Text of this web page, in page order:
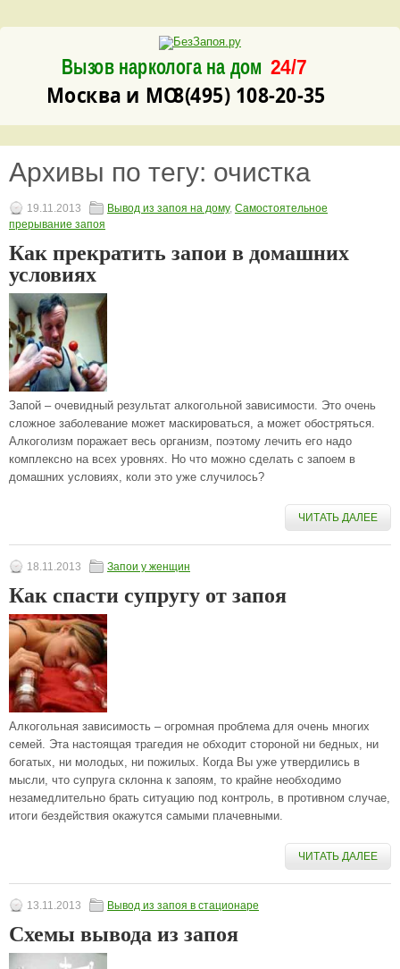
Вызов нарколога на дом
8(495) 108-20-35
Москва и МО
24/7
Архивы по тегу: очистка
19.11.2013 Вывод из запоя на дому, Самостоятельное
прерывание запоя
Как прекратить запои в домашних
условиях
Запой – очевидный результат алкогольной зависимости. Это очень
сложное заболевание может маскироваться, а может обостряться.
Алкоголизм поражает весь организм, поэтому лечить его надо
комплексно на всех уровнях. Но что можно сделать с запоем в
домашних условиях, коли это уже случилось?
ЧИТАТЬ ДАЛЕЕ
18.11.2013 Запои у женщин
Как спасти супругу от запоя
Алкогольная зависимость – огромная проблема для очень многих
семей. Эта настоящая трагедия не обходит стороной ни бедных, ни
богатых, ни молодых, ни пожилых. Когда Вы уже утвердились в
мысли, что супруга склонна к запоям, то крайне необходимо
незамедлительно брать ситуацию под контроль, в противном случае,
итоги бездействия окажутся самыми плачевными.
ЧИТАТЬ ДАЛЕЕ
13.11.2013 Вывод из запоя в стационаре
Схемы вывода из запоя